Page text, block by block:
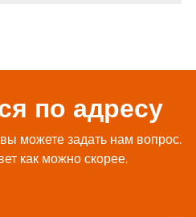
по адресу
можете задать нам вопрос.
как можно скорее.